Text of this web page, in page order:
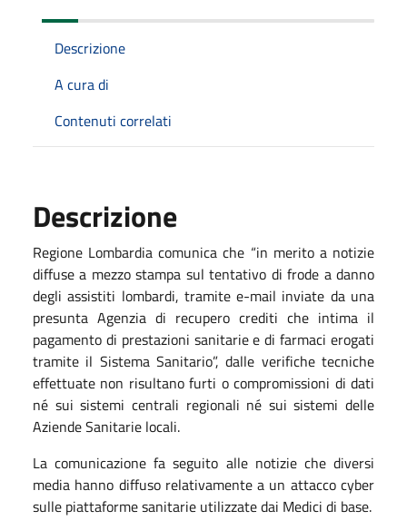
Descrizione
A cura di
Contenuti correlati
Descrizione
Regione Lombardia comunica che “in merito a notizie
diffuse a mezzo stampa sul tentativo di frode a danno
degli assistiti lombardi, tramite e-mail inviate da una
presunta Agenzia di recupero crediti che intima il
pagamento di prestazioni sanitarie e di farmaci erogati
tramite il Sistema Sanitario”, dalle verifiche tecniche
effettuate non risultano furti o compromissioni di dati
né sui sistemi centrali regionali né sui sistemi delle
Aziende Sanitarie locali.
La comunicazione fa seguito alle notizie che diversi
media hanno diffuso relativamente a un attacco cyber
sulle piattaforme sanitarie utilizzate dai Medici di base.